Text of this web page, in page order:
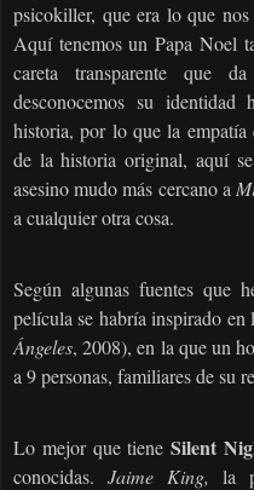
psicokiller, que era lo que
Aquí tenemos un Papa Noel
careta transparente que
desconocemos su
historia, por lo que la
de la historia original, aquí
asesino mudo más cercano a
a cualquier otra cosa.
Según algunas fuentes que
película se habría inspirado en
Ángeles, 2008), en la que un
a 9 personas, familiares de su
Lo mejor que tieneSilent
conocidas. Jaime King, la